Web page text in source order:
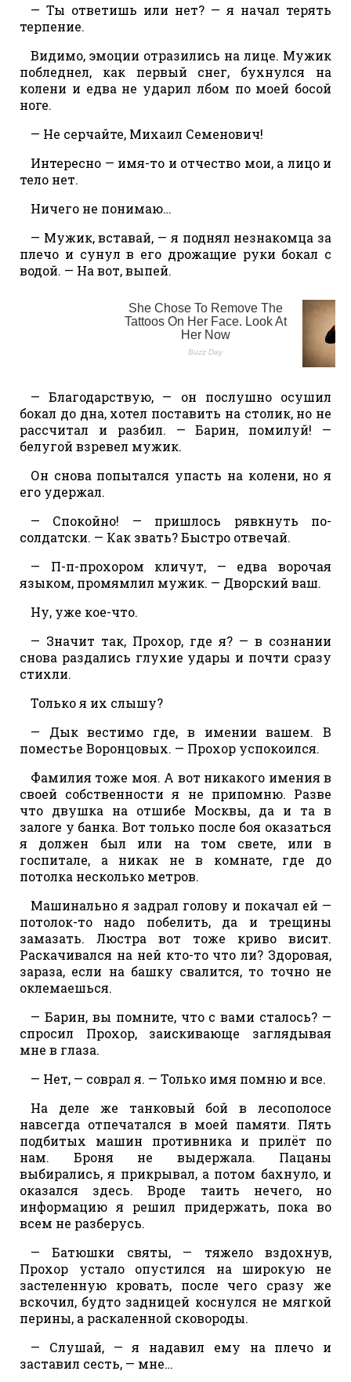
— Ты ответишь или нет? — я начал терять
терпение.
Видимо, эмоции отразились на лице. Мужик
побледнел, как первый снег, бухнулся на
колени и едва не ударил лбом по моей босой
ноге.
— Не серчайте, Михаил Семенович!
Интересно — имя-то и отчество мои, а лицо и
тело нет.
Ничего не понимаю…
— Мужик, вставай, — я поднял незнакомца за
плечо и сунул в его дрожащие руки бокал с
водой. — На вот, выпей.
— Благодарствую, — он послушно осушил
бокал до дна, хотел поставить на столик, но не
рассчитал и разбил. — Барин, помилуй! —
белугой взревел мужик.
Он снова попытался упасть на колени, но я
его удержал.
— Спокойно! — пришлось рявкнуть по-
солдатски. — Как звать? Быстро отвечай.
— П-п-прохором кличут, — едва ворочая
языком, промямлил мужик. — Дворский ваш.
Ну, уже кое-что.
— Значит так, Прохор, где я? — в сознании
снова раздались глухие удары и почти сразу
стихли.
Только я их слышу?
— Дык вестимо где, в имении вашем. В
поместье Воронцовых. — Прохор успокоился.
Фамилия тоже моя. А вот никакого имения в
своей собственности я не припомню. Разве
что двушка на отшибе Москвы, да и та в
залоге у банка. Вот только после боя оказаться
я должен был или на том свете, или в
госпитале, а никак не в комнате, где до
потолка несколько метров.
Машинально я задрал голову и покачал ей —
потолок-то надо побелить, да и трещины
замазать. Люстра вот тоже криво висит.
Раскачивался на ней кто-то что ли? Здоровая,
зараза, если на башку свалится, то точно не
оклемаешься.
— Барин, вы помните, что с вами сталось? —
спросил Прохор, заискивающе заглядывая
мне в глаза.
— Нет, — соврал я. — Только имя помню и все.
На деле же танковый бой в лесополосе
навсегда отпечатался в моей памяти. Пять
подбитых машин противника и прилёт по
нам. Броня не выдержала. Пацаны
выбирались, я прикрывал, а потом бахнуло, и
оказался здесь. Вроде таить нечего, но
информацию я решил придержать, пока во
всем не разберусь.
— Батюшки святы, — тяжело вздохнув,
Прохор устало опустился на широкую не
застеленную кровать, после чего сразу же
вскочил, будто задницей коснулся не мягкой
перины, а раскаленной сковороды.
— Слушай, — я надавил ему на плечо и
заставил сесть, — мне…